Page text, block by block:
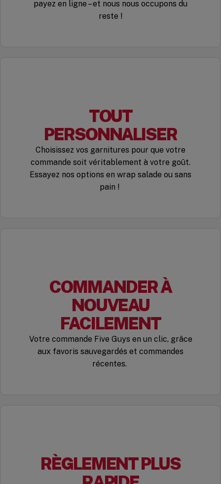
payez en ligne – et nous nous occupons du
reste !
TOUT
PERSONNALISER
Choisissez vos garnitures pour que votre
commande soit véritablement à votre goût.
Essayez nos options en wrap salade ou sans
pain !
COMMANDER À
NOUVEAU
FACILEMENT
Votre commande Five Guys en un clic, grâce
aux favoris sauvegardés et commandes
récentes.
RÈGLEMENT PLUS